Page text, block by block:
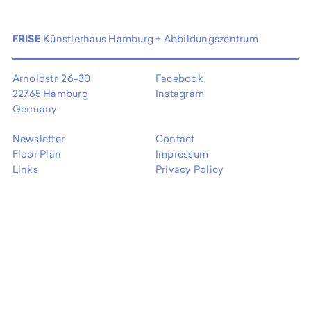
FRISE Künstlerhaus Hamburg + Abbildungszentrum
Arnoldstr. 26–30
22765 Hamburg
Germany
Facebook
Instagram
Newsletter
Floor Plan
Links
Contact
Impressum
Privacy Policy